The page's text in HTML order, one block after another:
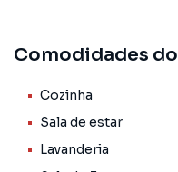
conforto e privacidade
estar, lavanderia e
cerâmica, garantindo
O imóvel está
Comodidades
Cozinha
Sala de estar
Lavanderia